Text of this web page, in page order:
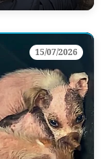
15/07/2026